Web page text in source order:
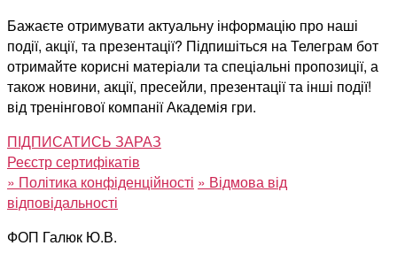
Бажаєте отримувати актуальну інформацію про наші
події, акції, та презентації? Підпишіться на Телеграм бот
отримайте корисні матеріали та спеціальні пропозиції, а
також новини, акції, пресейли, презентації та інші події!
від тренінгової компанії Академія гри.
ПІДПИСАТИСЬ ЗАРАЗ
Реєстр сертифікатів
» Політика конфіденційності » Відмова від
відповідальності
ФОП Галюк Ю.В.